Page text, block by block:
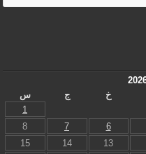
خ ج
س
1
6
7
8
13
14
15